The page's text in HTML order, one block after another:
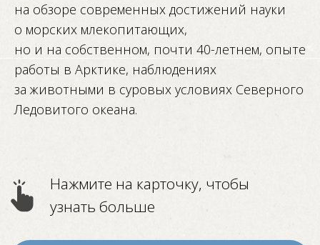
на обзоре современных достижений науки
о морских млекопитающих,
но и на собственном, почти 40-летнем, опыте
работы в Арктике, наблюдениях
за животными в суровых условиях Северного
Ледовитого океана.